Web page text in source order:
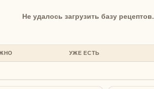
Не удалось загрузить базу рецептов.
УЖЕ ЕСТЬ